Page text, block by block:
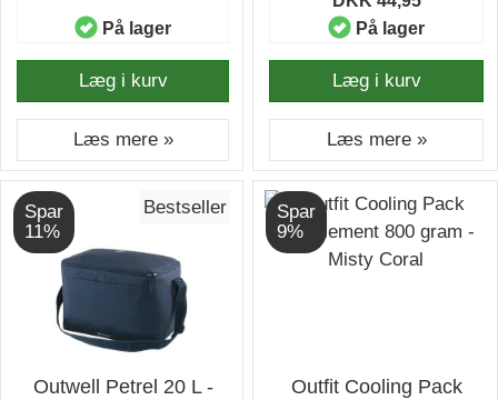
På lager
Læg i kurv
Læs mere »
På lager
Læg i kurv
Læs mere »
Spar
11%
Bestseller
Outwell Petrel 20 L -
Spar
9%
Outfit Cooling Pack